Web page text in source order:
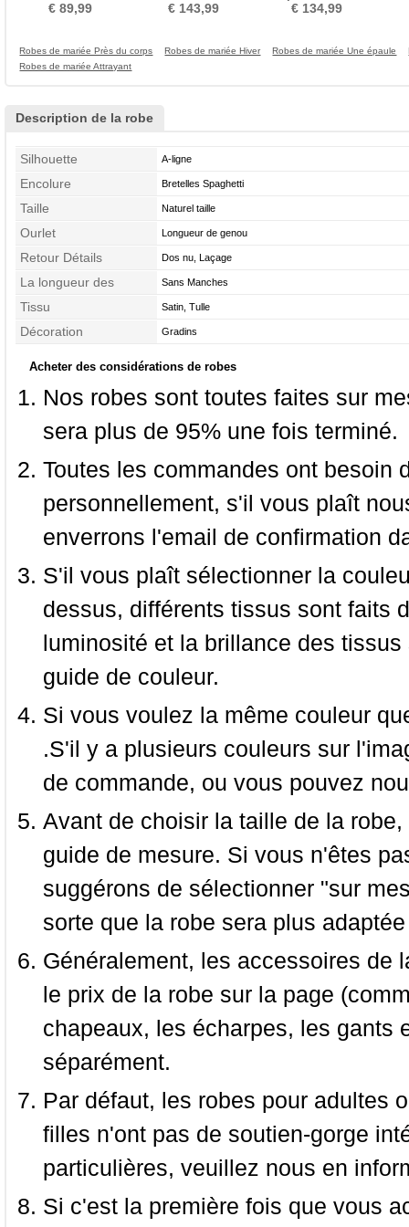
Manches Luxueux mini
€ 89,99
Dentelle Dos nu
€ 143,99
fêtes Chic Satin
€ 134,99
Robes de mariée Près du corps Robes de mariée Hiver Robes de mariée Une épaule
Robes de mariée Attrayant
Description de la robe
Silhouette A-ligne
Encolure Bretelles Spaghetti
Taille Naturel taille
Ourlet Longueur de genou
Retour Détails Dos nu, Laçage
La longueur des
manches
Sans Manches
Tissu Satin, Tulle
Décoration Gradins
Acheter des considérations de robes
Nos robes sont toutes faites sur
sera plus de 95% une fois terminé.
Toutes les commandes ont besoin
personnellement, s'il vous plaît
enverrons l'email de confirmation
S'il vous plaît sélectionner la
dessus, différents tissus sont faits
luminosité et la brillance des
guide de couleur.
Si vous voulez la même couleur
.S'il y a plusieurs couleurs sur
de commande, ou vous pouvez
Avant de choisir la taille de la
guide de mesure. Si vous n'êtes
suggérons de sélectionner "sur
sorte que la robe sera plus
Généralement, les accessoires de
le prix de la robe sur la page
chapeaux, les écharpes, les gants
séparément.
Par défaut, les robes pour adultes
filles n'ont pas de soutien-gorge
particulières, veuillez nous en
Si c'est la première fois que vous